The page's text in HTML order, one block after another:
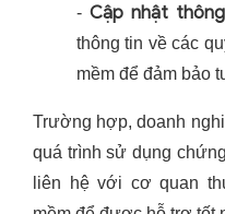
-Cập nhật
thông tin về các
mềm để đảm bảo
Trường hợp, doanh
quá trình sử dụng
liên hệ với cơ quan